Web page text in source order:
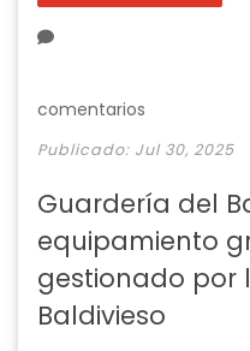
comentarios
Publicado: Jul 30, 2025
Guardería del
equipamiento
gestionado por
Baldivieso